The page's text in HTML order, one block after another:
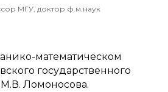
МГУ, доктор ф.м.наук
математическом
государственного
Ломоносова.